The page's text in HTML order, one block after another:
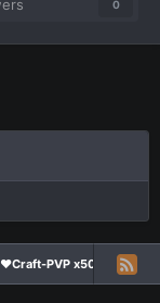
0
❤Craft-PVP x50★